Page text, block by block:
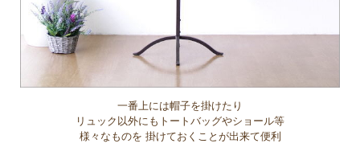
一番上には帽子を掛けたり
リュック以外にもトートバッグやショール等
様々なものを 掛けておくことが出来て便利